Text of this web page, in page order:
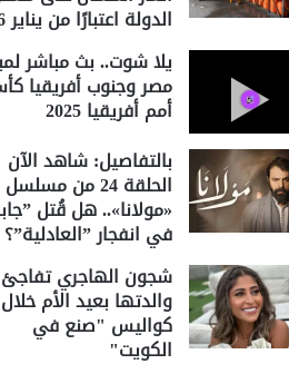
الدولة اعتبارًا من يناير 2026
يلا شوت.. بث مباشر
مصر وجنوب أفريقيا
أمم أفريقيا 2025
بالتفاصيل: شاهد الآن
الحلقة 24 من مسلسل
«مولانا».. هل قُتل
في انفجار ”العادلية”؟
شجون الهاجري تفاجئ
والدتها بعيد الأم خلال
كواليس "صنع في
الكويت"